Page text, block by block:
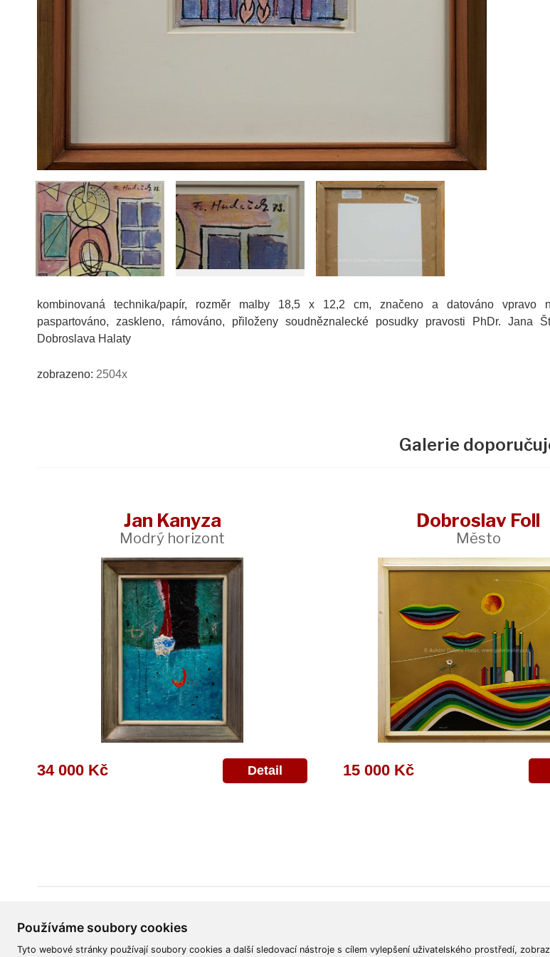
Používáme soubory cookies
Tyto webové stránky používají soubory cookies a další sledovací nástroje s cílem vylepšení uživatelského prostředí,
kombinovaná technika/papír, rozměr malby 18,5 x 12,2 cm, značeno a datováno vpravo
paspartováno, zaskleno, rámováno, přiloženy soudněznalecké posudky pravosti PhDr. Jana
Dobroslava Halaty
zobrazeno: 2504x
Galerie
Jan Kanyza
Modrý horizont
34 000 Kč Detail
Dobroslav Foll
Město
15 000 Kč